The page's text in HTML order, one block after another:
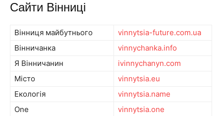
Сайти Вінниці
Вінниця майбутнього
vinnytsia-future.com.ua
Вінничанка
vinnychanka.info
Я Вінничанин
ivinnychanyn.com
Місто
vinnytsia.eu
Екологія
vinnytsia.name
One
vinnytsia.one